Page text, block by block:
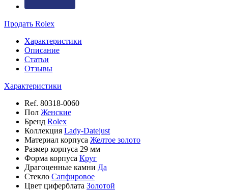
Продать Rolex
Характеристики
Описание
Статьи
Отзывы
Характеристики
Ref. 80318-0060
Пол Женские
Бренд Rolex
Коллекция Lady-Datejust
Материал корпуса Желтое золото
Размер корпуса 29 мм
Форма корпуса Круг
Драгоценные камни Да
Стекло Сапфировое
Цвет циферблата Золотой